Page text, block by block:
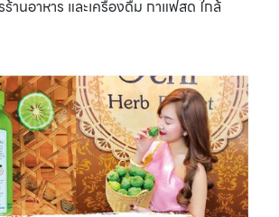
านอาหาร และเครื่องดื่ม กาแฟสด ใกล้